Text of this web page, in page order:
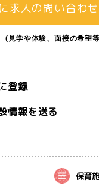
求人の問い合わ
(見学や体験、面接の希望
登録
情報を送る
保育